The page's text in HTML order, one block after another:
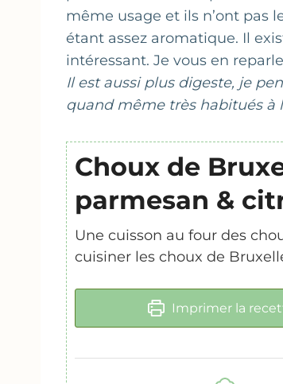
même usage et ils n’ont pas
étant assez aromatique. Il
intéressant. Je vous en
Il est aussi plus digeste, je
quand même très habitués à
Choux de
parmesan &
Une cuisson au four des
cuisiner les choux de
Imprimer la